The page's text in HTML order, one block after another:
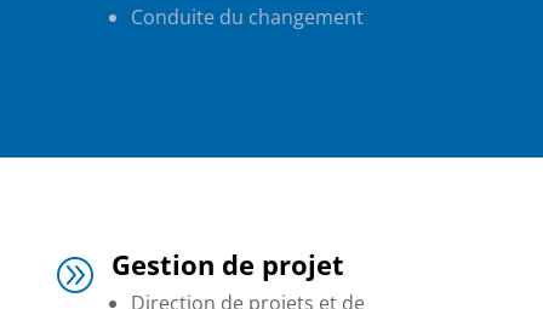
Conduite du changement
A Gestion de projet
Direction de projets et de